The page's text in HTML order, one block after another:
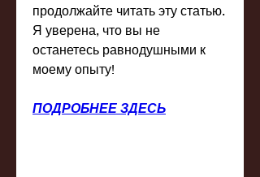
продолжайте читать эту статью.
Я уверена, что вы не
останетесь равнодушными к
моему опыту!
ПОДРОБНЕЕ ЗДЕСЬ